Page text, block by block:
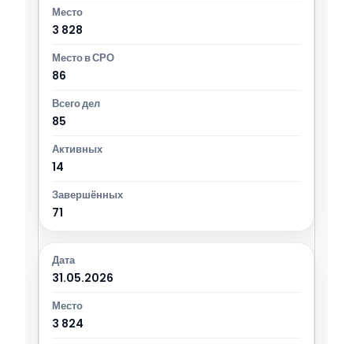
3 828
86
85
14
71
31.05.2026
3 824